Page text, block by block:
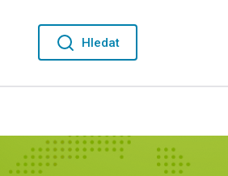
Hledat